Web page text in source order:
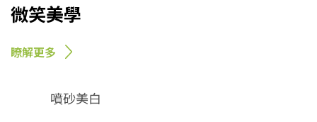
噴砂美白
微笑美學
瞭解更多